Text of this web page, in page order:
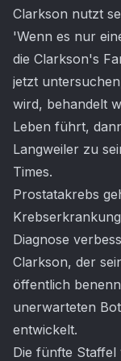
Clarkson nutzt
'Wenn es nur
die Clarkson's
jetzt
wird, behandelt
Leben führt,
Langweiler zu
Times.
Prostatakrebs
Diagnose
Clarkson, der
öffentlich
unerwarteten
entwickelt.
Die fünfte